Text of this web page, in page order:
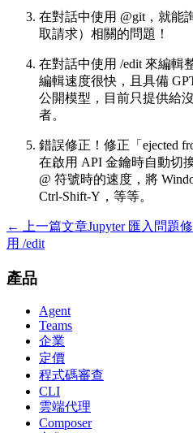
在對話中使用 @git，就能
取請求）相關的問題！
在對話中使用 /edit 來編輯
編輯速度很快，且具備
公開模型，目前只提供給
者。
錯誤修正！修正「ejected
在啟用 API 金鑰時自動切
@ 符號時的速度，將
Ctrl-Shift-Y，等等。
← 上一篇文章Jupyter 匯入問題
用 /edit
產品
Agent
Teams
企業
定價
程式碼審查
CLI
雲端代理
Composer